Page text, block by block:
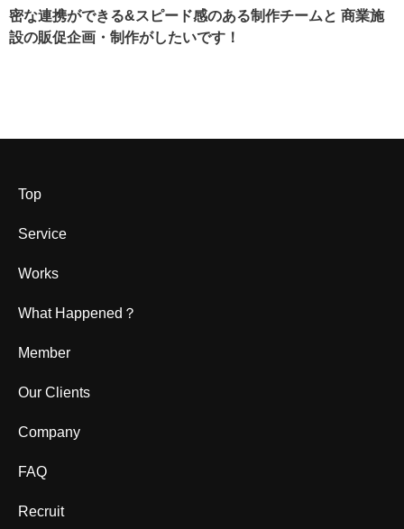
密な連携ができる&スピード感のある制作チームと 商業施
設の販促企画・制作がしたいです！
Top
Service
Works
What Happened？
Member
Our Clients
Company
FAQ
Recruit